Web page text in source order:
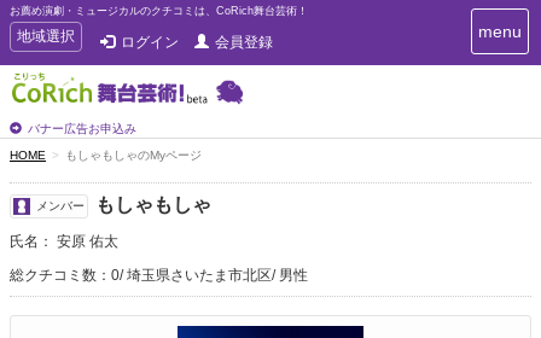
お薦め演劇・ミュージカルのクチコミは、CoRich舞台芸術！
T
o
g
g
e
n
a
v
i
g
t
i
地域選択 ログイン 会員登録
バナー広告お申込み
T
o
a
t
menu
HOME もしゃもしゃのMyページ
メンバー もしゃもしゃ
氏名： 安原 佑太
総クチコミ数：0 埼玉県さいたま市北区 男性